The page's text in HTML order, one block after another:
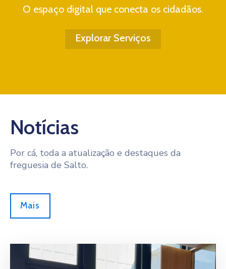
O espaço digital que conecta os cidadãos.
Explorar Serviços
Notícias
Por cá, toda a atualização e destaques da
freguesia de Salto.
Mais